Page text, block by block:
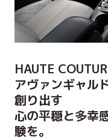
HAUTE
アヴァンギャル
創り出す
心の平穏と多幸
験を。